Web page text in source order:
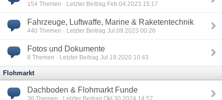
154 Themen · Letzter Beitrag Feb.04.2023 15:17
Fahrzeuge, Luftwaffe, Marine & Raketentechnik
440 Themen · Letzter Beitrag Jul.09.2023 00:26
Fotos und Dokumente
8 Themen · Letzter Beitrag Jul.19.2020 10:43
Flohmarkt
Dachboden & Flohmarkt Funde
36 Themen · Letzter Beitrag Okt.30.2024 14:57